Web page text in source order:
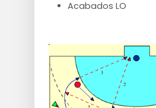
Acabados LO